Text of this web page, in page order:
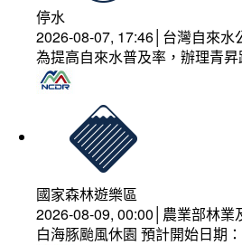
停水
2026-08-07, 17:46│台灣自來水
為提高自來水普及率，辦理青
國家森林遊樂區
2026-08-09, 00:00│農業部林業
白海豚颱風休園 預計開始日期